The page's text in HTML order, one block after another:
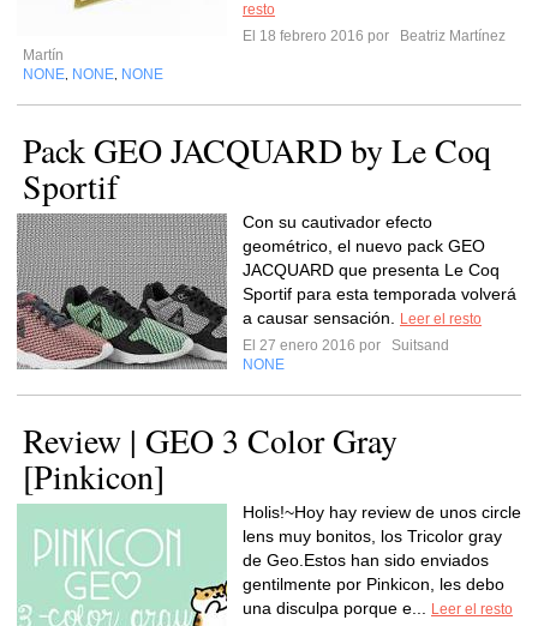
resto
El 18 febrero 2016 por
Beatriz Martínez
Martín
NONE NONE NONE
Pack GEO JACQUARD by Le Coq
Sportif
Con su cautivador efecto
geométrico, el nuevo pack GEO
JACQUARD que presenta Le Coq
Sportif para esta temporada volverá
a causar sensación.
Leer el resto
El 27 enero 2016 por
Suitsand
NONE
Review | GEO 3 Color Gray
[Pinkicon]
Holis!~Hoy hay review de unos circle
lens muy bonitos, los Tricolor gray
de Geo.Estos han sido enviados
gentilmente por Pinkicon, les debo
una disculpa porque e...
Leer el resto